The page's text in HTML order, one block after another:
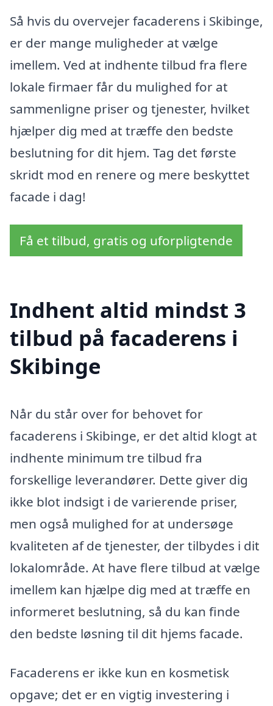
Så hvis du overvejer facaderens i Skibinge,
er der mange muligheder at vælge
imellem. Ved at indhente tilbud fra flere
lokale firmaer får du mulighed for at
sammenligne priser og tjenester, hvilket
hjælper dig med at træffe den bedste
beslutning for dit hjem. Tag det første
skridt mod en renere og mere beskyttet
facade i dag!
Få et tilbud, gratis og uforpligtende
Indhent altid mindst 3
tilbud på facaderens i
Skibinge
Når du står over for behovet for
facaderens i Skibinge, er det altid klogt at
indhente minimum tre tilbud fra
forskellige leverandører. Dette giver dig
ikke blot indsigt i de varierende priser,
men også mulighed for at undersøge
kvaliteten af de tjenester, der tilbydes i dit
lokalområde. At have flere tilbud at vælge
imellem kan hjælpe dig med at træffe en
informeret beslutning, så du kan finde
den bedste løsning til dit hjems facade.
Facaderens er ikke kun en kosmetisk
opgave; det er en vigtig investering i